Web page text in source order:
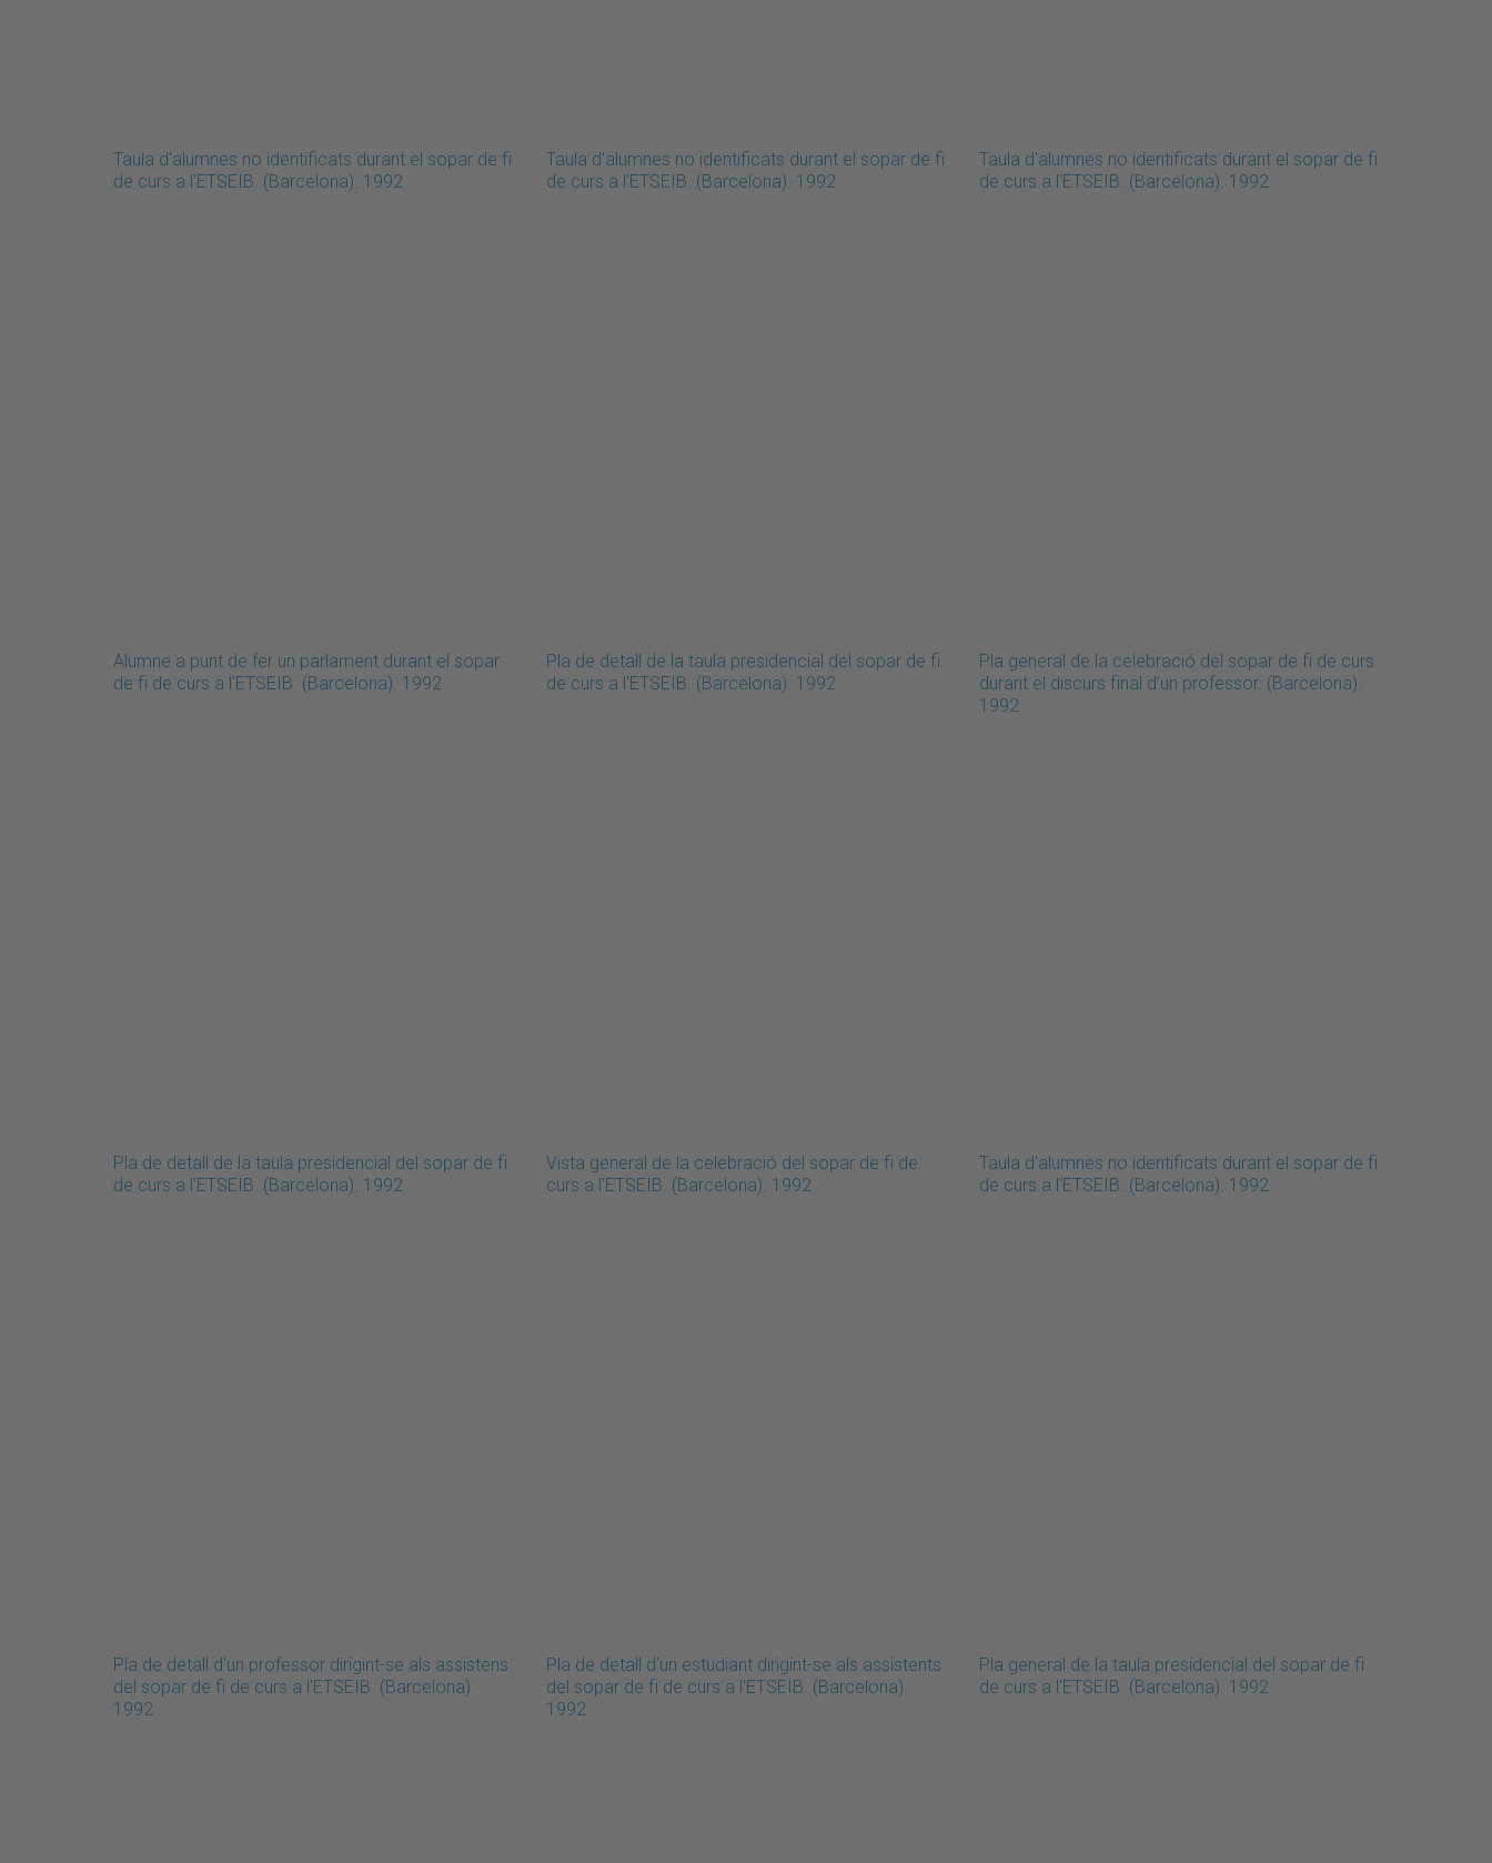
Taula d'alumnes no identificats durant el sopar de fi
de curs a l'ETSEIB. (Barcelona). 1992
Taula d'alumnes no identificats durant el sopar de fi
de curs a l'ETSEIB. (Barcelona). 1992
Taula d'alumnes no identificats durant el sopar de fi
de curs a l'ETSEIB. (Barcelona). 1992
Alumne a punt de fer un parlament durant el sopar
de fi de curs a l'ETSEIB. (Barcelona). 1992
Pla de detall de la taula presidencial del sopar de fi
de curs a l'ETSEIB. (Barcelona). 1992
Pla general de la celebració del sopar de fi de curs
durant el discurs final d'un professor. (Barcelona).
1992
Pla de detall de la taula presidencial del sopar de fi
de curs a l'ETSEIB. (Barcelona). 1992
Vista general de la celebració del sopar de fi de
curs a l'ETSEIB. (Barcelona). 1992
Taula d'alumnes no identificats durant el sopar de fi
de curs a l'ETSEIB. (Barcelona). 1992
Pla de detall d'un professor dirigint-se als assistens
del sopar de fi de curs a l'ETSEIB. (Barcelona).
1992
Pla de detall d'un estudiant dirigint-se als assistents
del sopar de fi de curs a l'ETSEIB. (Barcelona).
1992
Pla general de la taula presidencial del sopar de fi
de curs a l'ETSEIB. (Barcelona). 1992